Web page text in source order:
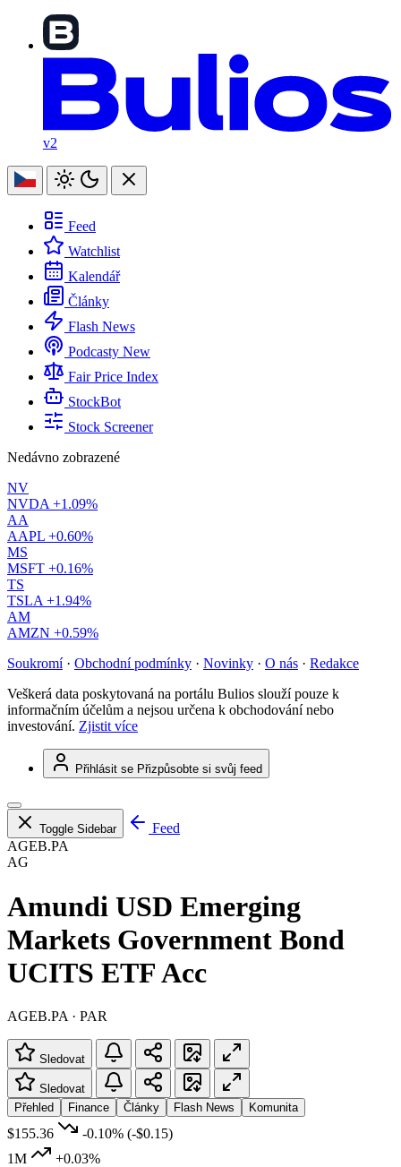
v2
Feed
Watchlist
Kalendář
Články
Flash News
Podcasty New
Fair Price Index
StockBot
Stock Screener
Nedávno zobrazené
NV
NVDA +1.09%
AA
AAPL +0.60%
MS
MSFT +0.16%
TS
TSLA +1.94%
AM
AMZN +0.59%
Soukromí · Obchodní podmínky · Novinky · O nás · Redakce
Veškerá data poskytovaná na portálu Bulios slouží pouze k
informačním účelům a nejsou určena k obchodování nebo
investování. Zjistit více
Přihlásit se Přizpůsobte si svůj feed
Toggle Sidebar
Feed
AGEB.PA
AG
Amundi USD Emerging
Markets Government Bond
UCITS ETF Acc
AGEB.PA · PAR
Sledovat
Sledovat
Přehled
Finance Články Flash News Komunita
$155.36 -0.10% (-$0.15)
1M
+0.03%